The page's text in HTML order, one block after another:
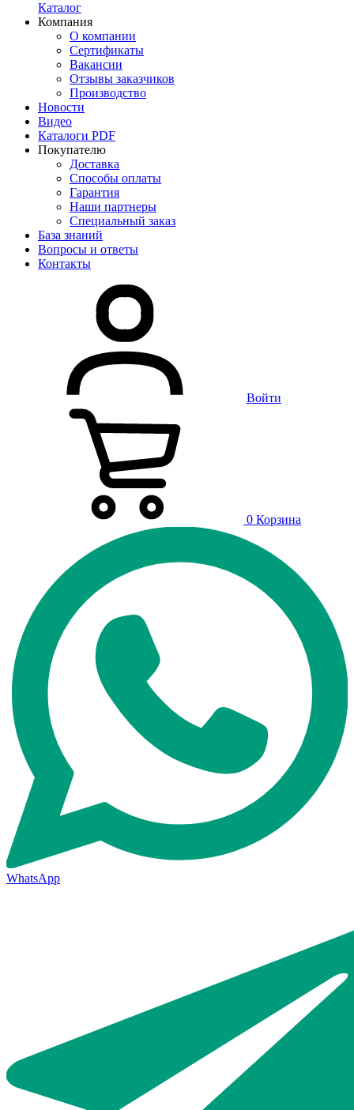
Каталог
Компания
О компании
Сертификаты
Вакансии
Отзывы заказчиков
Производство
Новости
Видео
Каталоги PDF
Покупателю
Доставка
Способы оплаты
Гарантия
Наши партнеры
Специальный заказ
База знаний
Вопросы и ответы
Контакты
Войти
0 Корзина
WhatsApp